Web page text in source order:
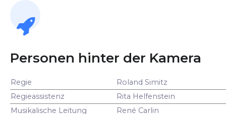
Personen hinter der Kamera
Regie
Roland Simitz
Regieassistenz
Rita Helfenstein
Musikalische Leitung
René Carlin